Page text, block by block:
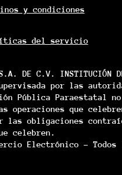
y condiciones
del servicio
INSTITUCIÓN DE
por las
Pública Paraestatal
que celebren
contraídas
celebren.
Electrónico -